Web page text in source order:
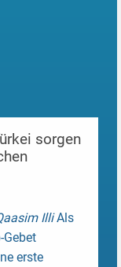
sorgen
IlliAls
erste